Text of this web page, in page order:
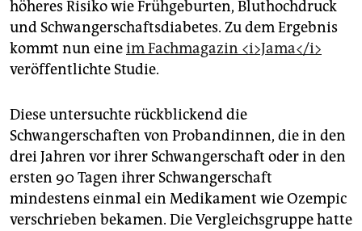
höheres Risiko wie Frühgeburten, Bluthochdruck
und Schwangerschaftsdiabetes. Zu dem Ergebnis
kommt nun eineim Fachmagazin <i>Jama</i>
veröffentlichte Studie.
Diese untersuchte rückblickend die
Schwangerschaften von Probandinnen, die in den
drei Jahren vor ihrer Schwangerschaft oder in den
ersten 90 Tagen ihrer Schwangerschaft
mindestens einmal ein Medikament wie Ozempic
verschrieben bekamen. Die Vergleichsgruppe hatte